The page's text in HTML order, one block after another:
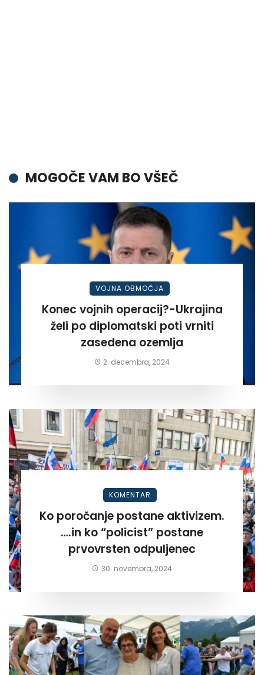
MOGOČE VAM BO VŠEČ
VOJNA OBMOČJA
Konec vojnih operacij?-Ukrajina
želi po diplomatski poti vrniti
zasedena ozemlja
2. decembra, 2024
KOMENTAR
Ko poročanje postane aktivizem.
….in ko “policist” postane
prvovrsten odpuljenec
30. novembra, 2024